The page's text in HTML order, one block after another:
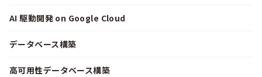
AI 駆動開発 on Google Cloud
データベース構築
高可用性データベース構築